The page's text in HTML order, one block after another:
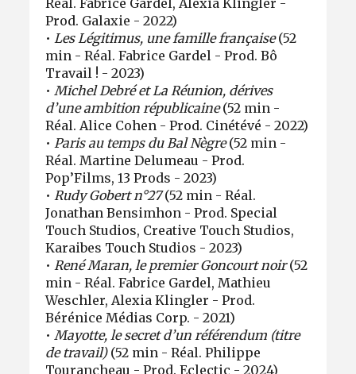
Réal. Fabrice Gardel, Alexia Klingler -
Prod. Galaxie - 2022)
•Les Légitimus, une famille française(52
min - Réal. Fabrice Gardel - Prod. Bô
Travail ! - 2023)
•Michel Debré et La Réunion, dérives
d’une ambition républicaine(52 min -
Réal. Alice Cohen - Prod. Cinétévé - 2022)
•Paris au temps du Bal Nègre(52 min -
Réal. Martine Delumeau - Prod.
Pop’Films, 13 Prods - 2023)
• Rudy Gobert n°27(52 min - Réal.
Jonathan Bensimhon - Prod. Special
Touch Studios, Creative Touch Studios,
Karaibes Touch Studios - 2023)
•René Maran, le premier Goncourt noir(52
min - Réal. Fabrice Gardel, Mathieu
Weschler, Alexia Klingler - Prod.
Bérénice Médias Corp. - 2021)
•Mayotte, le secret d’un référendum (titre
de travail)(52 min - Réal. Philippe
Tourancheau - Prod. Eclectic - 2024)